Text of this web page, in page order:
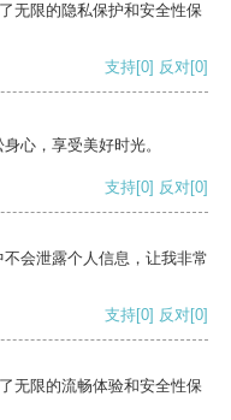
无限的隐私保护和安全性保
支持[0] 反对[0]
心，享受美好时光。
支持[0] 反对[0]
会泄露个人信息，让我非常
支持[0] 反对[0]
无限的流畅体验和安全性保